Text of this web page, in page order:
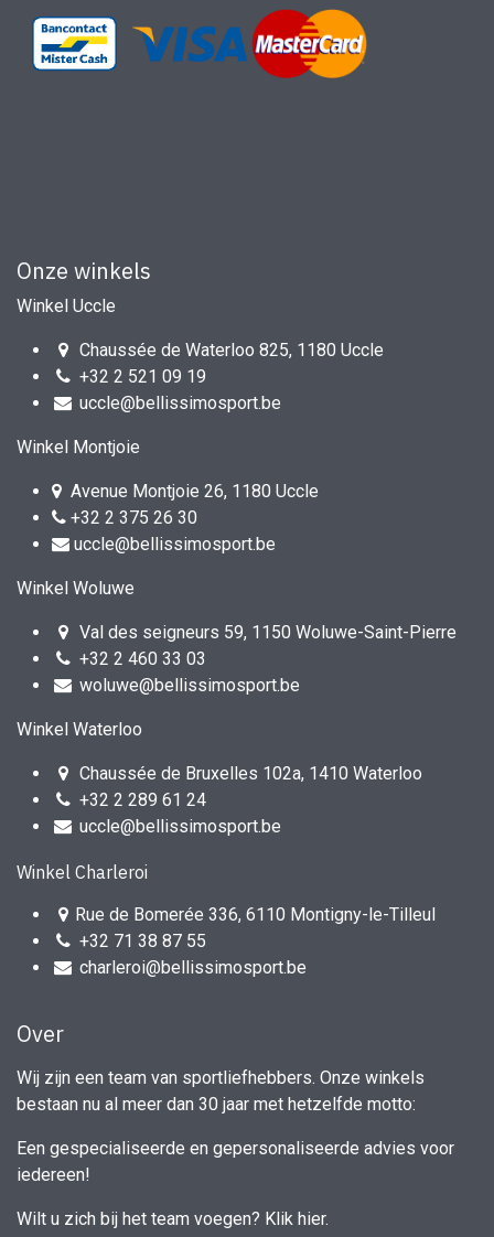
Onze winkels
Winkel Uccle
Chaussée de Waterloo 825, 1180 Uccle
+32 2 521 09 19
uccle@bellissimosport.be
Winkel Montjoie
Avenue Montjoie 26, 1180 Uccle
+32 2 375 26 30
uccle@bellissimosport.be
Winkel Woluwe
Val des seigneurs 59, 1150 Woluwe-Saint-Pierre
+32 2 460 33 03
woluwe@bellissimosport.be
Winkel Waterloo
Chaussée de Bruxelles 102a, 1410 Waterloo
+32 2 289 61 24
uccle@bellissimosport.be
Winkel Charleroi
Rue de Bomerée 336, 6110 Montigny-le-Tilleul
+32 71 38 87 55
charleroi@bellissimosport.be
Over
Wij zijn een team van sportliefhebbers. Onze winkels
bestaan nu al meer dan 30 jaar met hetzelfde motto:
Een gespecialiseerde en gepersonaliseerde advies voor
iedereen!
Wilt u zich bij het team voegen? Klik hier.